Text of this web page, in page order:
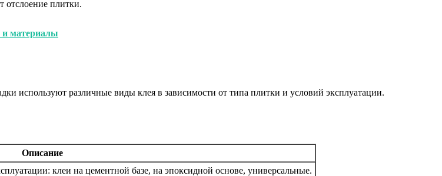
отслоение плитки.
и материалы
используют различные виды клея в зависимости от типа плитки и условий эксплуатации.
Описание
клеи на цементной базе, на эпоксидной основе, универсальные.